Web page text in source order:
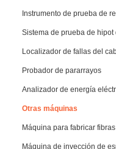
Instrumento de prueba de
Sistema de prueba de hipot
Localizador de fallas del
Probador de pararrayos
Analizador de energía
Otras máquinas
Máquina para fabricar
Máquina de inyección de